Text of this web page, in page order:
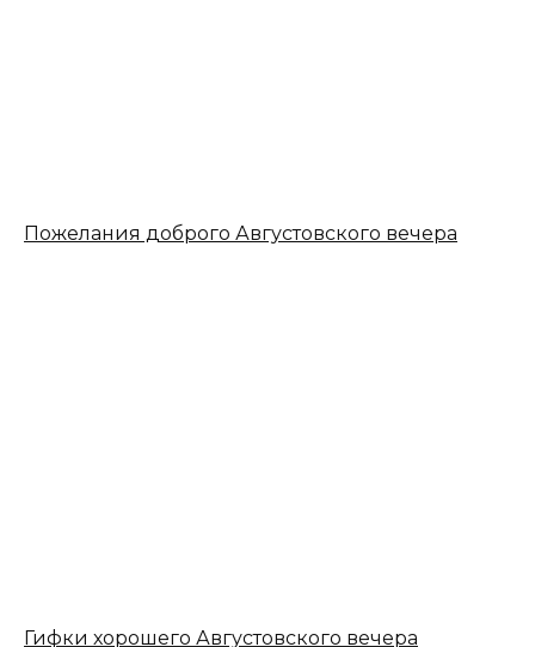
Пожелания доброго Августовского вечера
Гифки хорошего Августовского вечера